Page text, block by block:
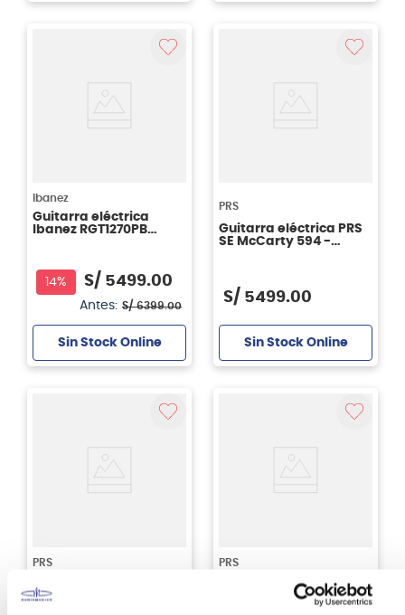
Ibanez
Guitarra eléctrica
Ibanez RGT1270PB
14% S/ 5499.00
Antes: S/ 6399.00
Sin Stock Online
PRS
Guitarra eléctrica PRS
SE McCarty 594 -
S/ 5499.00
Sin Stock Online
PRS
SE DGT - Gold Top
PRS
Guitarra eléctrica PRS
SE DGT - McCarty
Tobacco Sunburst